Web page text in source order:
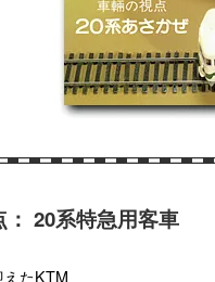
20系特急用客車
たKTM